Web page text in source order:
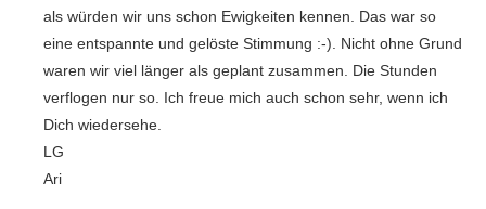
als würden wir uns schon Ewigkeiten kennen. Das war so
eine entspannte und gelöste Stimmung :-). Nicht ohne Grund
waren wir viel länger als geplant zusammen. Die Stunden
verflogen nur so. Ich freue mich auch schon sehr, wenn ich
Dich wiedersehe.
LG
Ari